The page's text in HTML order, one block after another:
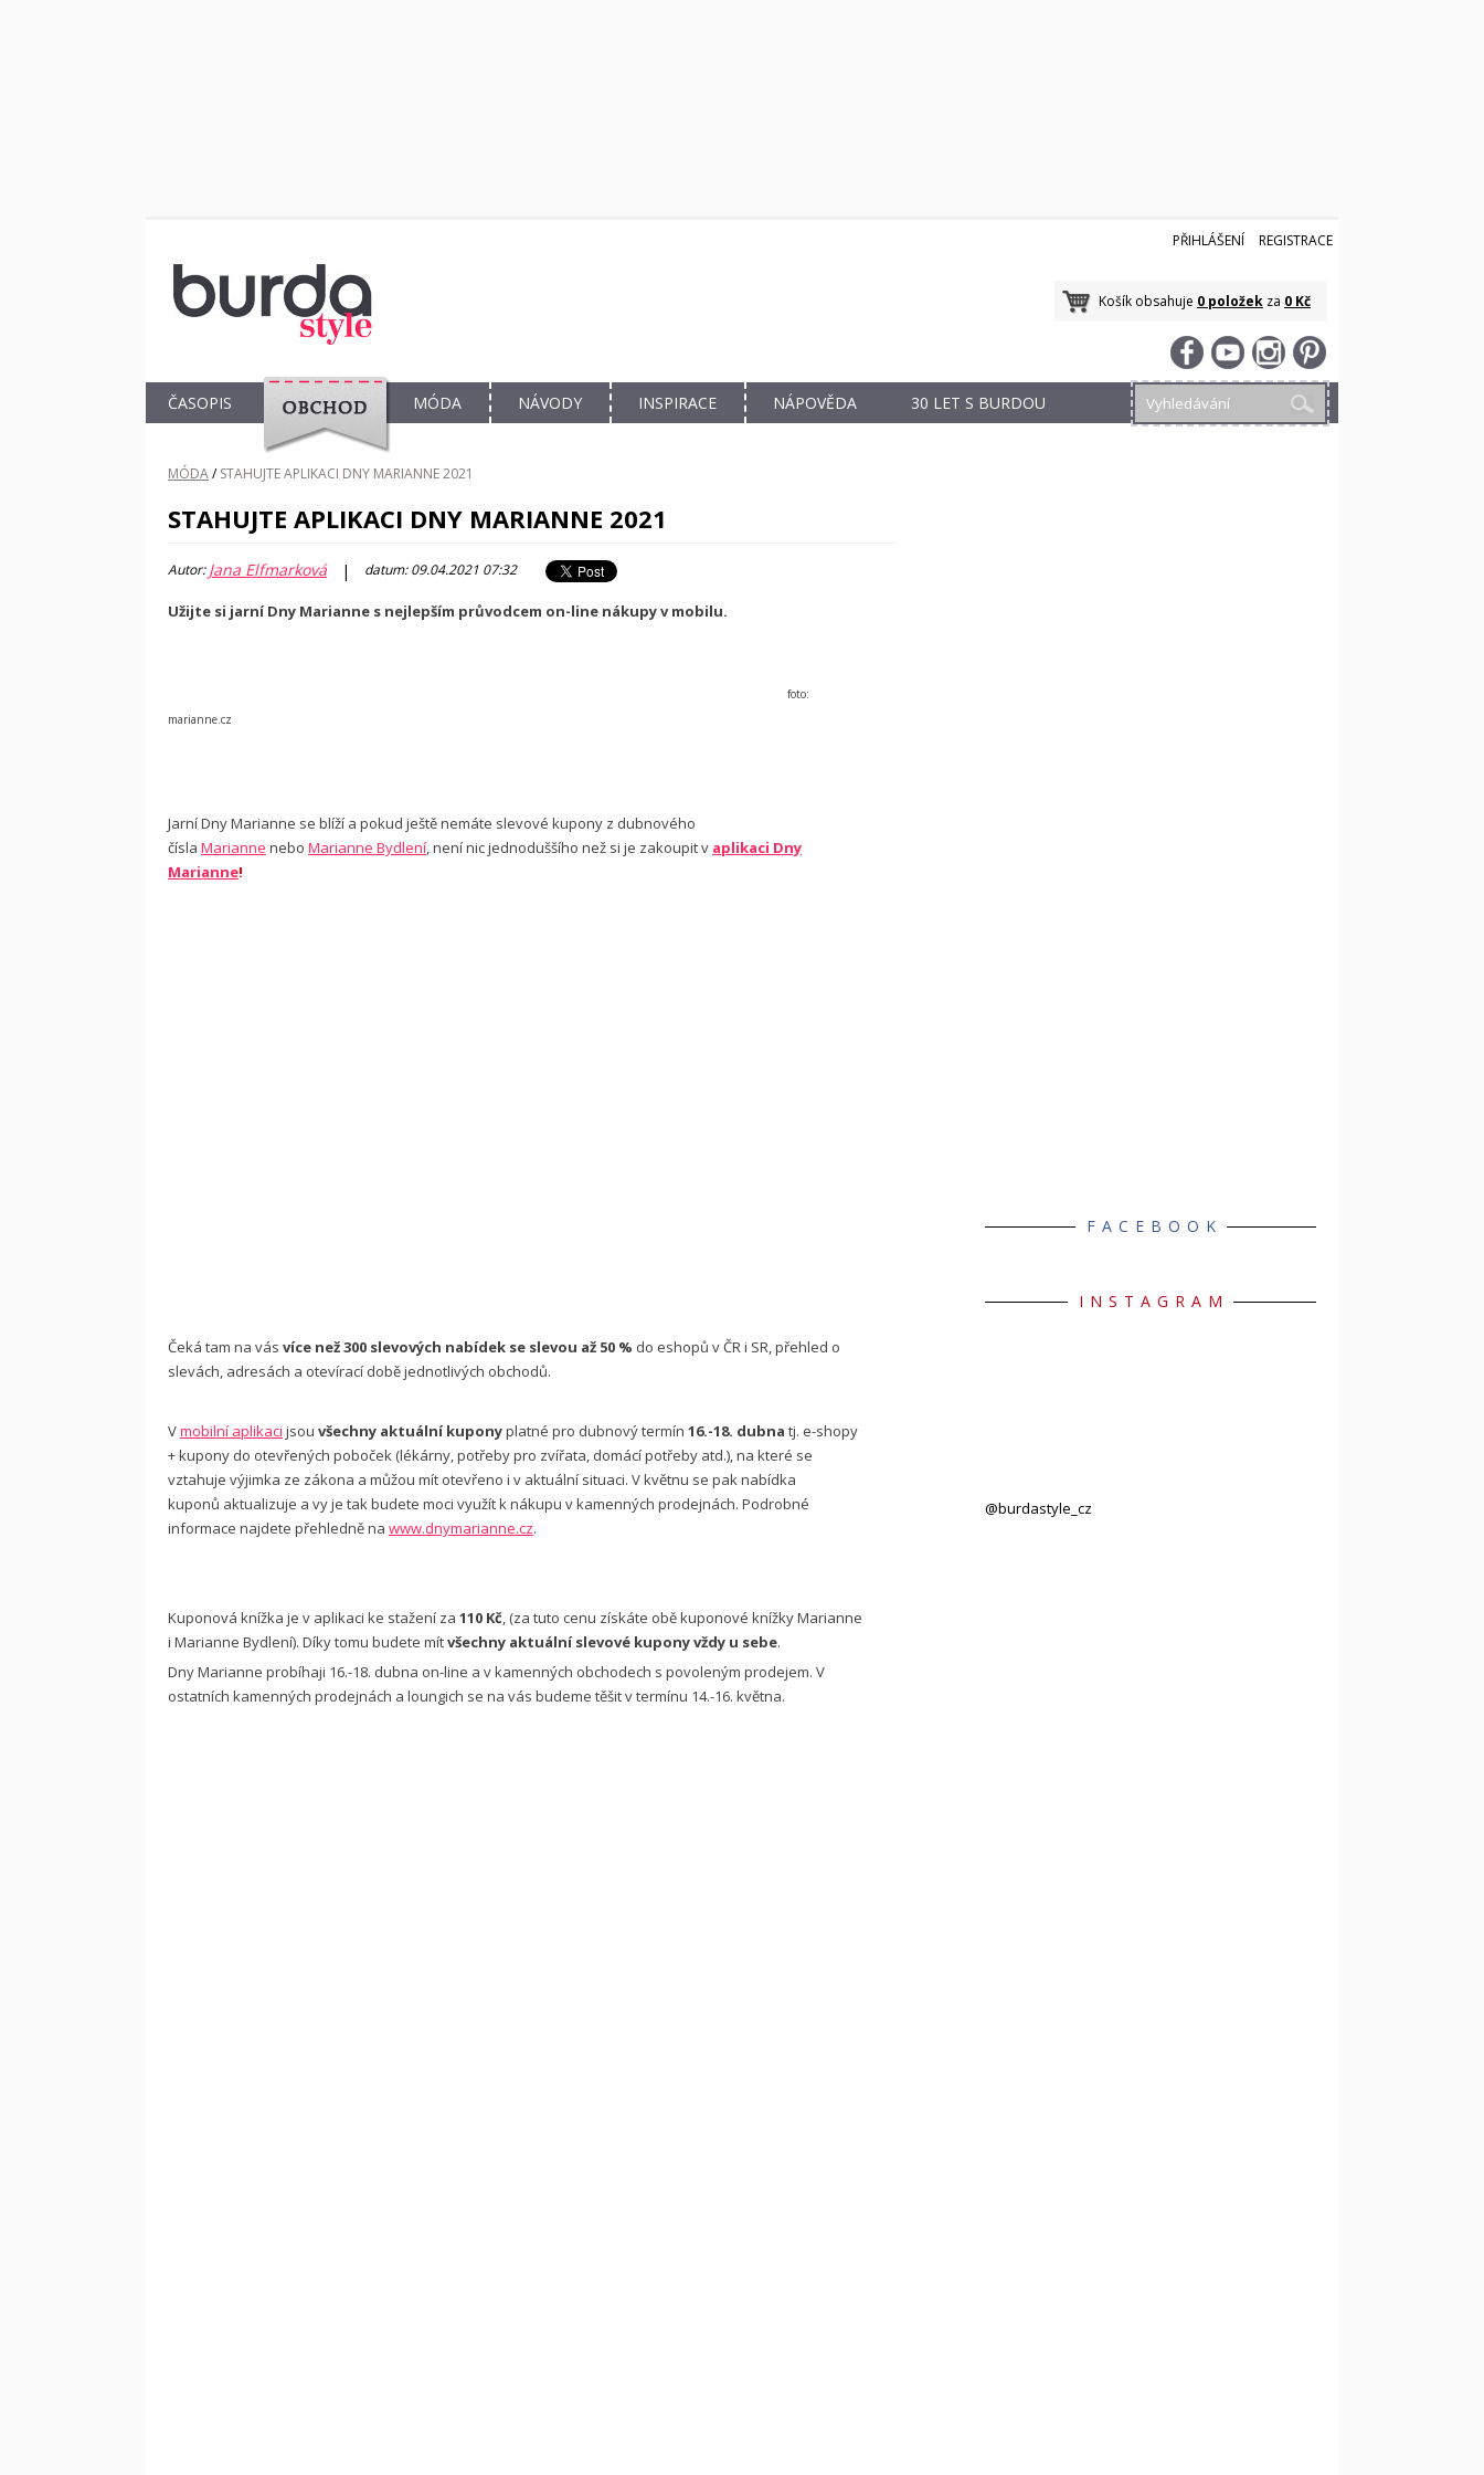
PŘIHLÁŠENÍ REGISTRACE
Košík obsahuje 0 položek za 0 Kč
ČASOPIS
OBCHOD
MÓDA NÁVODY INSPIRACE NÁPOVĚDA 30 LET S BURDOU
MÓDA/ STAHUJTE APLIKACI DNY MARIANNE 2021
STAHUJTE APLIKACI DNY MARIANNE 2021
Autor:Jana Elfmarková | datum: 09.04.2021 07:32
Užijte si jarní Dny Marianne s nejlepším průvodcem on-line nákupy v mobilu.
foto:
marianne.cz
Jarní Dny Marianne se blíží a pokud ještě nemáte slevové kupony z dubnového
čísla Marianne nebo Marianne Bydlení, není nic jednoduššího než si je zakoupit v aplikaci Dny
Marianne!
Čeká tam na vás více než 300 slevových nabídek se slevou až 50 % do eshopů v ČR i SR, přehled o
slevách, adresách a otevírací době jednotlivých obchodů.
Vmobilní aplikaci jsou všechny aktuální kuponyplatné pro dubnový termín 16.-18. dubna tj. e-shopy
+ kupony do otevřených poboček (lékárny, potřeby pro zvířata, domácí potřeby atd.), na které se
vztahuje výjimka ze zákona a můžou mít otevřeno i v aktuální situaci. V květnu se pak nabídka
kuponů aktualizuje a vy je tak budete moci využít k nákupu v kamenných prodejnách. Podrobné
informace najdete přehledně na www.dnymarianne.cz.
Kuponová knížka je v aplikaci ke stažení za 110 Kč, (za tuto cenu získáte obě kuponové knížky Marianne
i Marianne Bydlení). Díky tomu budete mítvšechny aktuální slevové kupony vždy u sebe.
Dny Marianne probíhaji 16.-18. dubna on-line a v kamenných obchodech s povoleným prodejem. V
ostatních kamenných prodejnách a loungich se na vás budeme těšit v termínu 14.-16. května.
FACEBOOK
INSTAGRAM
@burdastyle_cz